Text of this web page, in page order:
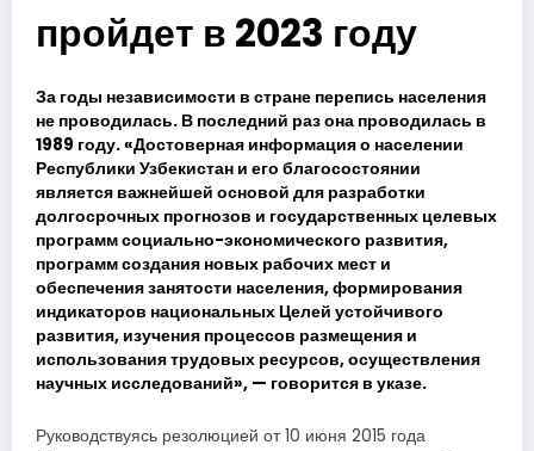
пройдет в 2023 году
За годы независимости в стране перепись населения
не проводилась. В последний раз она проводилась в
1989 году. «Достоверная информация о населении
Республики Узбекистан и его благосостоянии
является важнейшей основой для разработки
долгосрочных прогнозов и государственных целевых
программ социально-экономического развития,
программ создания новых рабочих мест и
обеспечения занятости населения, формирования
индикаторов национальных Целей устойчивого
развития, изучения процессов размещения и
использования трудовых ресурсов, осуществления
научных исследований», — говорится в указе.
Руководствуясь резолюцией от 10 июня 2015 года